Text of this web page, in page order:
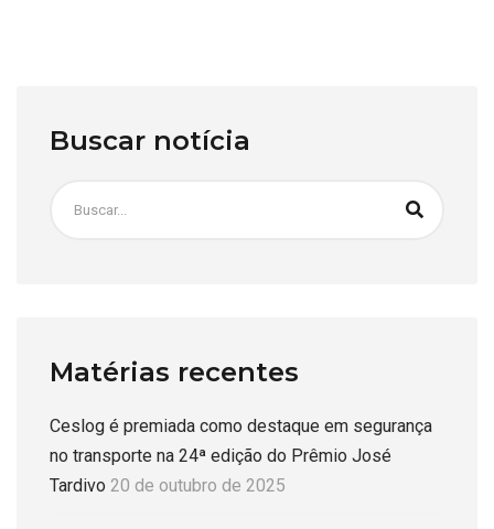
Buscar notícia
Matérias recentes
Ceslog é premiada como destaque em segurança
no transporte na 24ª edição do Prêmio José
Tardivo 20 de outubro de 2025